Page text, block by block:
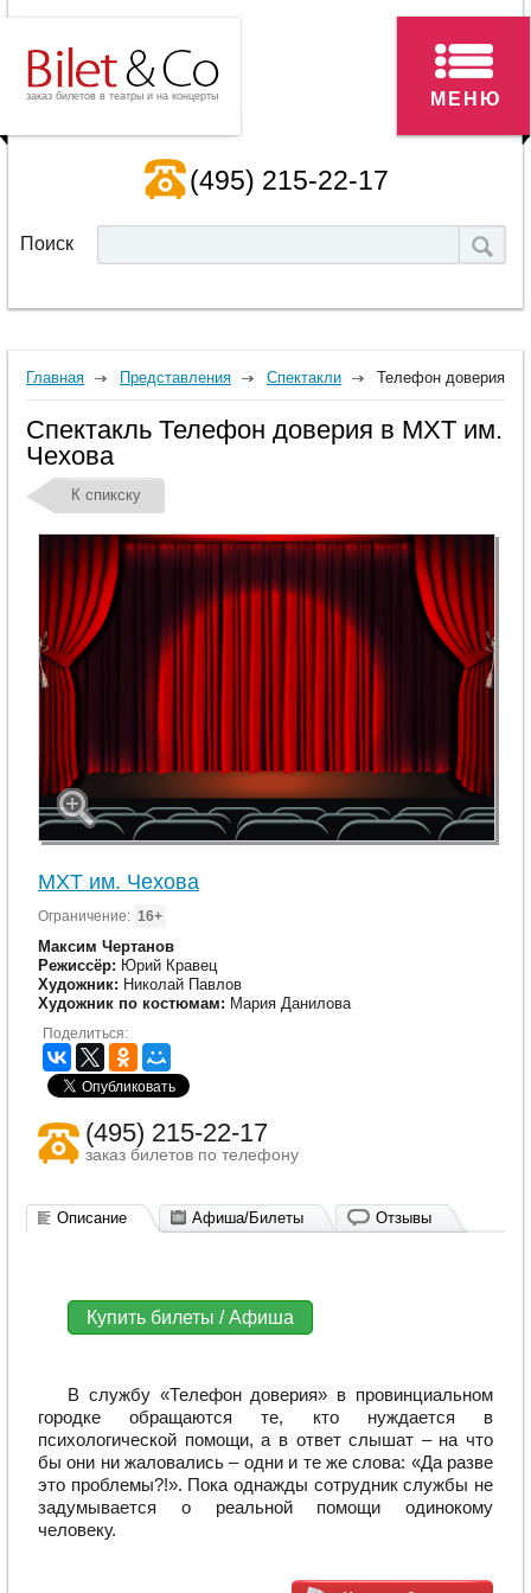
заказ билетов в театры и на концерты
(495) 215-22-17
Поиск
МЕНЮ
Главная Представления Спектакли Телефон доверия
Спектакль Телефон доверия в МХТ им.
Чехова
К спикску
МХТ им. Чехова
Ограничение: 16+
Максим Чертанов
Режиссёр: Юрий Кравец
Художник: Николай Павлов
Художник по костюмам: Мария Данилова
Поделиться:
(495) 215-22-17
заказ билетов по телефону
Описание Афиша/Билеты Отзывы
Купить билеты / Афиша
В службу «Телефон доверия» в провинциальном
городке обращаются те, кто нуждается в
психологической помощи, а в ответ слышат – на что
бы они ни жаловались – одни и те же слова: «Да разве
это проблемы?!». Пока однажды сотрудник службы не
задумывается о реальной помощи одинокому
человеку.